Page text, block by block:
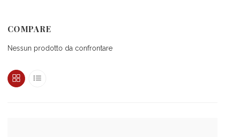
COMPARE
Nessun prodotto da confrontare